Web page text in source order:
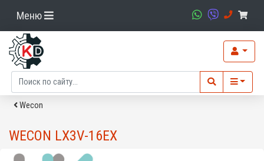
Меню
Wecon
WECON LX3V-16EX